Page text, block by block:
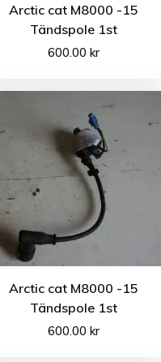
Arctic cat M8000 -15
Tändspole 1st
600.00 kr
Arctic cat M8000 -15
Tändspole 1st
600.00 kr